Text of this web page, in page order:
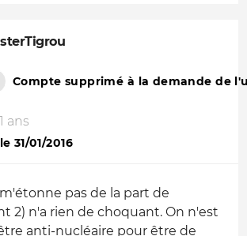
Compte supprimé à la demande de
ans
31/01/2016
pas de la part de
2) n'a rien de choquant. On n'est
anti-nucléaire pour être de